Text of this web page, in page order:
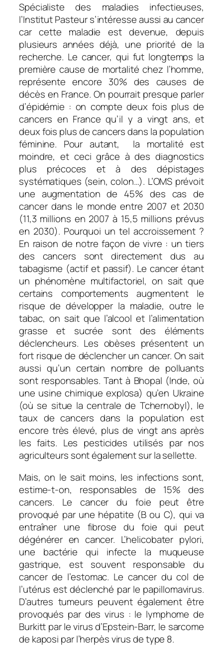
Spécialiste des maladies infectieuses,
l’Institut Pasteur s’intéresse aussi au cancer
car cette maladie est devenue, depuis
plusieurs années déjà, une priorité de la
recherche. Le cancer, qui fut longtemps la
première cause de mortalité chez l’homme,
représente encore 30% des causes de
décès en France. On pourrait presque parler
d’épidémie : on compte deux fois plus de
cancers en France qu’il y a vingt ans, et
deux fois plus de cancers dans la population
féminine. Pour autant, la mortalité est
moindre, et ceci grâce à des diagnostics
plus précoces et à des dépistages
systématiques (sein, colon…). L’OMS prévoit
une augmentation de 45% des cas de
cancer dans le monde entre 2007 et 2030
(11,3 millions en 2007 à 15,5 millions prévus
en 2030). Pourquoi un tel accroissement ?
En raison de notre façon de vivre : un tiers
des cancers sont directement dus au
tabagisme (actif et passif). Le cancer étant
un phénomène multifactoriel, on sait que
certains comportements augmentent le
risque de développer la maladie, outre le
tabac, on sait que l’alcool et l’alimentation
grasse et sucrée sont des éléments
déclencheurs. Les obèses présentent un
fort risque de déclencher un cancer. On sait
aussi qu’un certain nombre de polluants
sont responsables. Tant à Bhopal (Inde, où
une usine chimique explosa) qu’en Ukraine
(où se situe la centrale de Tchernobyl), le
taux de cancers dans la population est
encore très élevé, plus de vingt ans après
les faits. Les pesticides utilisés par nos
agriculteurs sont également sur la sellette.
Mais, on le sait moins, les infections sont,
estime-t-on, responsables de 15% des
cancers. Le cancer du foie peut être
provoqué par une hépatite (B ou C), qui va
entraîner une fibrose du foie qui peut
dégénérer en cancer. L’helicobater pylori,
une bactérie qui infecte la muqueuse
gastrique, est souvent responsable du
cancer de l’estomac. Le cancer du col de
l’utérus est déclenché par le papillomavirus.
D’autres tumeurs peuvent également être
provoqués par des virus : le lymphome de
Burkitt par le virus d’Epstein-Barr, le sarcome
de kaposi par l’herpès virus de type 8.